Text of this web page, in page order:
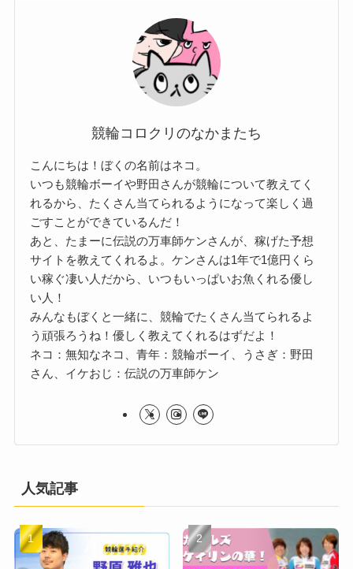
競輪コロクリのなかまたち
こんにちは！ぼくの名前はネコ。
いつも競輪ボーイや野田さんが競輪について教えてく
れるから、たくさん当てられるようになって楽しく過
ごすことができているんだ！
あと、たまーに伝説の万車師ケンさんが、稼げた予想
サイトを教えてくれるよ。ケンさんは1年で1億円くら
い稼ぐ凄い人だから、いつもいっぱいお魚くれる優し
い人！
みんなもぼくと一緒に、競輪でたくさん当てられるよ
う頑張ろうね！優しく教えてくれるはずだよ！
ネコ：無知なネコ、青年：競輪ボーイ、うさぎ：野田
さん、イケおじ：伝説の万車師ケン
人気記事